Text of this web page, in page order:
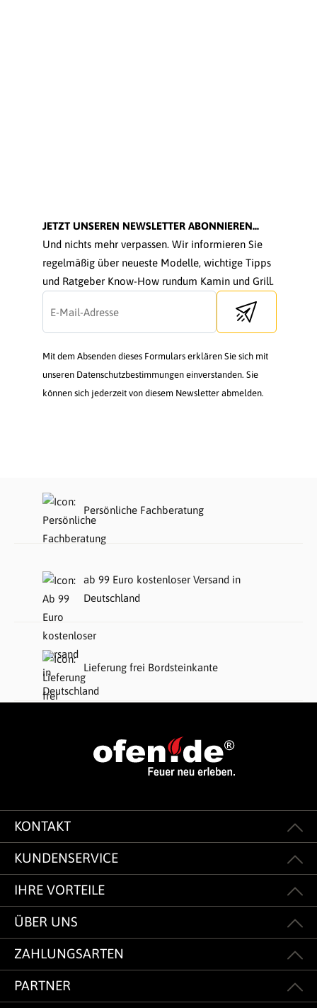
JETZT UNSEREN NEWSLETTER ABONNIEREN...
Und nichts mehr verpassen. Wir informieren Sie
regelmäßig über neueste Modelle, wichtige Tipps
und Ratgeber Know-How rundum Kamin und Grill.
Send newsletter
Mit dem Absenden dieses Formulars erklären Sie sich mit
unseren Datenschutzbestimmungen einverstanden. Sie
können sich jederzeit von diesem Newsletter abmelden.
Persönliche Fachberatung
ab 99 Euro kostenloser Versand in
Deutschland
Lieferung frei Bordsteinkante
KONTAKT
KUNDENSERVICE
IHRE VORTEILE
ÜBER UNS
ZAHLUNGSARTEN
PARTNER